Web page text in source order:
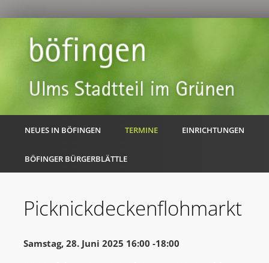
NEUES IN BÖFINGEN TERMINE EINRICHTUNGEN
BÖFINGER BÜRGERBLÄTTLE
Picknickdeckenflohmarkt
Samstag, 28. Juni 2025 16:00 -18:00